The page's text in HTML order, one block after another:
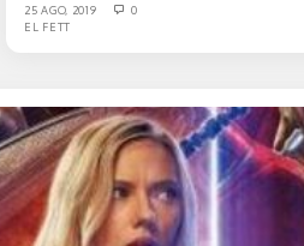
25 AGO, 2019
0
EL FETT